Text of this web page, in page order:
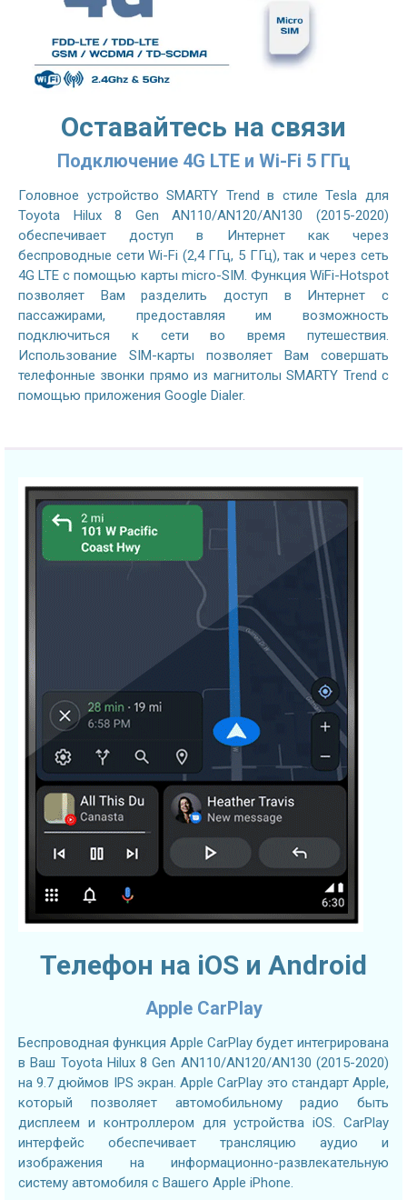
Оставайтесь на связи
Подключение 4G LTE и Wi-Fi 5 ГГц
Головное устройство SMARTY Trend в стиле Tesla для
Toyota Hilux 8 Gen AN110/AN120/AN130 (2015-2020)
обеспечивает доступ в Интернет как через
беспроводные сети Wi-Fi (2,4 ГГц, 5 ГГц), так и через сеть
4G LTE с помощью карты micro-SIM. Функция WiFi-Hotspot
позволяет Вам разделить доступ в Интернет с
пассажирами, предоставляя им возможность
подключиться к сети во время путешествия.
Использование SIM-карты позволяет Вам совершать
телефонные звонки прямо из магнитолы SMARTY Trend с
помощью приложения Google Dialer.
Телефон на iOS и Android
Apple CarPlay
Беспроводная функция Apple CarPlay будет интегрирована
в Ваш Toyota Hilux 8 Gen AN110/AN120/AN130 (2015-2020)
на 9.7 дюймов IPS экран. Apple CarPlay это стандарт Apple,
который позволяет автомобильному радио быть
дисплеем и контроллером для устройства iOS. CarPlay
интерфейс обеспечивает трансляцию аудио и
изображения на информационно-развлекательную
систему автомобиля с Вашего Apple iPhone.